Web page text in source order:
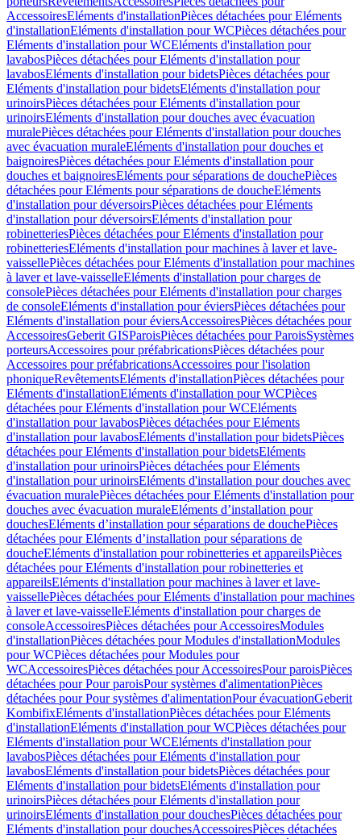
AccessoiresEléments d'installationPièces détachées pour Eléments
d'installationEléments d'installation pour WCPièces détachées pour
Eléments d'installation pour WCEléments d'installation pour
lavabosPièces détachées pour Eléments d'installation pour
lavabosEléments d'installation pour bidetsPièces détachées pour
Eléments d'installation pour bidetsEléments d'installation pour
urinoirsPièces détachées pour Eléments d'installation pour
urinoirsEléments d'installation pour douches avec évacuation
muralePièces détachées pour Eléments d'installation pour douches
avec évacuation muraleEléments d'installation pour douches et
baignoiresPièces détachées pour Eléments d'installation pour
douches et baignoiresEléments pour séparations de douchePièces
détachées pour Eléments pour séparations de doucheEléments
d'installation pour déversoirsPièces détachées pour Eléments
d'installation pour déversoirsEléments d'installation pour
robinetteriesPièces détachées pour Eléments d'installation pour
robinetteriesEléments d'installation pour machines à laver et lave-
vaissellePièces détachées pour Eléments d'installation pour machines
à laver et lave-vaisselleEléments d'installation pour charges de
consolePièces détachées pour Eléments d'installation pour charges
de consoleEléments d'installation pour éviersPièces détachées pour
Eléments d'installation pour éviersAccessoiresPièces détachées pour
AccessoiresGeberit GISParoisPièces détachées pour ParoisSystèmes
porteursAccessoires pour préfabricationsPièces détachées pour
Accessoires pour préfabricationsAccessoires pour l'isolation
phoniqueRevêtementsEléments d'installationPièces détachées pour
Eléments d'installationEléments d'installation pour WCPièces
détachées pour Eléments d'installation pour WCEléments
d'installation pour lavabosPièces détachées pour Eléments
d'installation pour lavabosEléments d'installation pour bidetsPièces
détachées pour Eléments d'installation pour bidetsEléments
d'installation pour urinoirsPièces détachées pour Eléments
d'installation pour urinoirsEléments d'installation pour douches avec
évacuation muralePièces détachées pour Eléments d'installation pour
douches avec évacuation muraleEléments d’installation pour
douchesEléments d’installation pour séparations de douchePièces
détachées pour Eléments d’installation pour séparations de
doucheEléments d'installation pour robinetteries et appareilsPièces
détachées pour Eléments d'installation pour robinetteries et
appareilsEléments d'installation pour machines à laver et lave-
vaissellePièces détachées pour Eléments d'installation pour machines
à laver et lave-vaisselleEléments d'installation pour charges de
consoleAccessoiresPièces détachées pour AccessoiresModules
d'installationPièces détachées pour Modules d'installationModules
pour WCPièces détachées pour Modules pour
WCAccessoiresPièces détachées pour AccessoiresPour paroisPièces
détachées pour Pour paroisPour systèmes d'alimentationPièces
détachées pour Pour systèmes d'alimentationPour évacuationGeberit
KombifixEléments d'installationPièces détachées pour Eléments
d'installationEléments d'installation pour WCPièces détachées pour
Eléments d'installation pour WCEléments d'installation pour
lavabosPièces détachées pour Eléments d'installation pour
lavabosEléments d'installation pour bidetsPièces détachées pour
Eléments d'installation pour bidetsEléments d'installation pour
urinoirsPièces détachées pour Eléments d'installation pour
urinoirsEléments d'installation pour douchesPièces détachées pour
Eléments d'installation pour douchesAccessoiresPièces détachées